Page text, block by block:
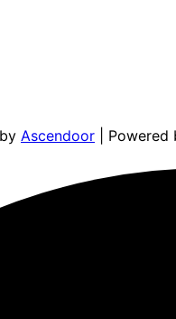
Ascendoor | Powered